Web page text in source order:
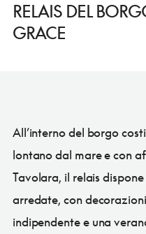
RELAIS DEL
GRACE
All’interno del borgo
lontano dal mare e con
Tavolara, il relais
arredate, con
indipendente e una